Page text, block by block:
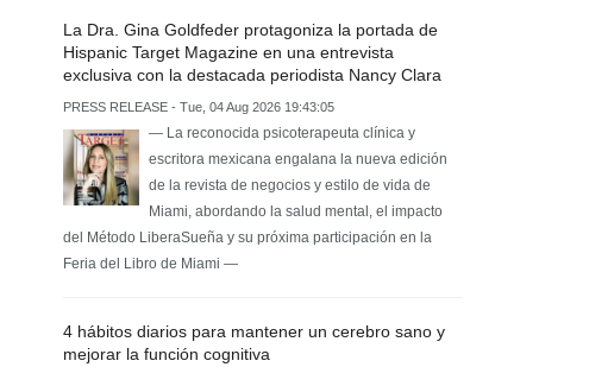
La Dra. Gina Goldfeder protagoniza la portada de
Hispanic Target Magazine en una entrevista
exclusiva con la destacada periodista Nancy Clara
PRESS RELEASE - Tue, 04 Aug 2026 19:43:05
— La reconocida psicoterapeuta clínica y
escritora mexicana engalana la nueva edición
de la revista de negocios y estilo de vida de
Miami, abordando la salud mental, el impacto
del Método LiberaSueña y su próxima participación en la
Feria del Libro de Miami —
4 hábitos diarios para mantener un cerebro sano y
mejorar la función cognitiva